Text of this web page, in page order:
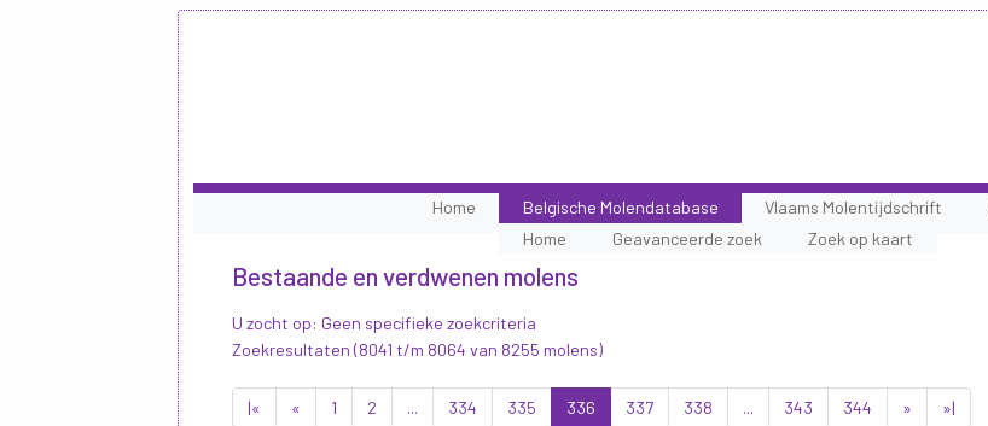
Home
Belgische Molendatabase
Home
Geavanceerde zoek Zoek op kaart
Vlaams Molentijdschrift
Bestaande en verdwenen molens
U zocht op: Geen specifieke zoekcriteria
Zoekresultaten (8041 t/m 8064 van 8255 molens)
|« « 1 2 ... 334 335 336 337 338 ... 343 344 » »|